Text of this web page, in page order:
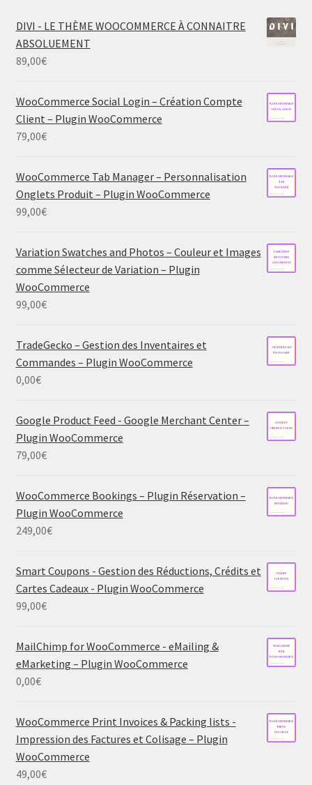
DIVI - LE THÈME WOOCOMMERCE À CONNAITRE
ABSOLUEMENT
89,00€
WooCommerce Social Login – Création Compte
Client – Plugin WooCommerce
79,00€
WooCommerce Tab Manager – Personnalisation
Onglets Produit – Plugin WooCommerce
99,00€
Variation Swatches and Photos – Couleur et Images
comme Sélecteur de Variation – Plugin
WooCommerce
99,00€
TradeGecko – Gestion des Inventaires et
Commandes – Plugin WooCommerce
0,00€
Google Product Feed - Google Merchant Center –
Plugin WooCommerce
79,00€
WooCommerce Bookings – Plugin Réservation –
Plugin WooCommerce
249,00€
Smart Coupons - Gestion des Réductions, Crédits et
Cartes Cadeaux - Plugin WooCommerce
99,00€
MailChimp for WooCommerce - eMailing &
eMarketing – Plugin WooCommerce
0,00€
WooCommerce Print Invoices & Packing lists -
Impression des Factures et Colisage – Plugin
WooCommerce
49,00€